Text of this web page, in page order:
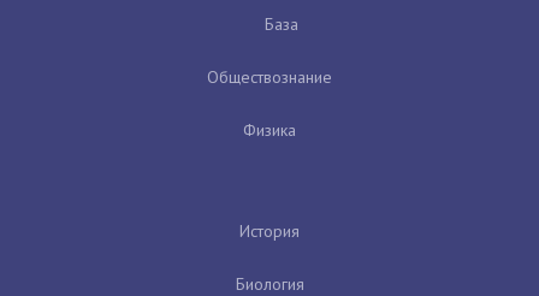
База
Обществознание
Физика
История
Биология